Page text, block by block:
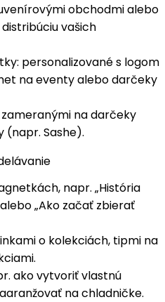
obchodmialebo
vašich
: personalizované s logom
na eventy alebo darčeky
zameranými na darčeky
Sashe).
napr. „História
„Ako začať zbierať
o kolekciách, tipmi na
ako vytvoriť vlastnú
na chladničke.